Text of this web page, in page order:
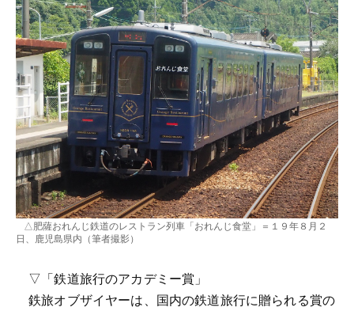
△肥薩おれんじ鉄道のレストラン列車「おれんじ食堂」＝１９年８月２
日、鹿児島県内（筆者撮影）
▽「鉄道旅行のアカデミー賞」
鉄旅オブザイヤーは、国内の鉄道旅行に贈られる賞の